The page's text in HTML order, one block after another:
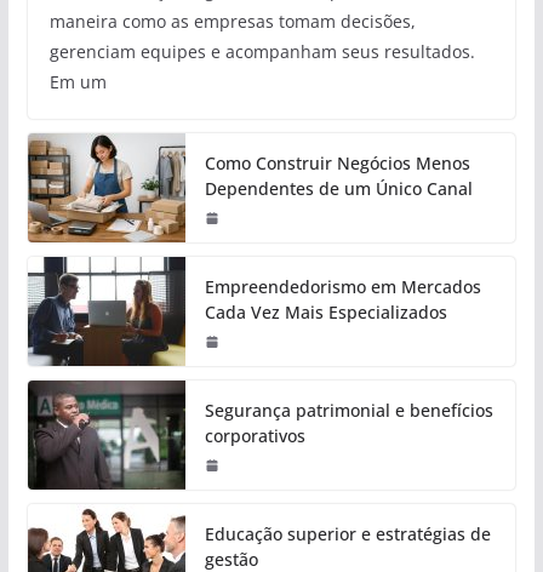
maneira como as empresas tomam decisões,
gerenciam equipes e acompanham seus resultados.
Em um
Como Construir Negócios Menos
Dependentes de um Único Canal
Empreendedorismo em Mercados
Cada Vez Mais Especializados
Segurança patrimonial e benefícios
corporativos
Educação superior e estratégias de
gestão